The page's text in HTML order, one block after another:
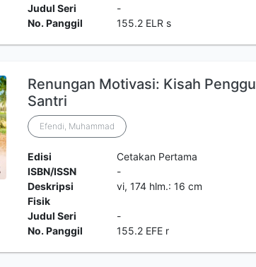
Judul Seri
-
No. Panggil
155.2 ELR s
Renungan Motivasi: Kisah
Santri
Efendi, Muhammad
Edisi
Cetakan Pertama
ISBN/ISSN
-
Deskripsi
Fisik
vi, 174 hlm.: 16 cm
Judul Seri
-
No. Panggil
155.2 EFE r